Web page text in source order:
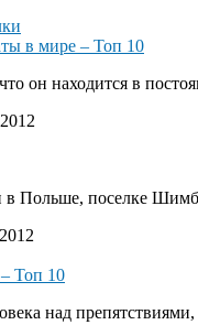
в мире – Топ 10
он находится в
в Польше, поселке
Топ 10
над препятствиями,